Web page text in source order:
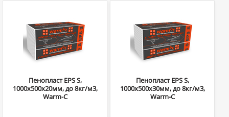
Пенопласт EPS S,
1000х500х20мм, до 8кг/м3,
Warm-C
Пенопласт EPS S,
1000х500х30мм, до 8кг/м3,
Warm-C